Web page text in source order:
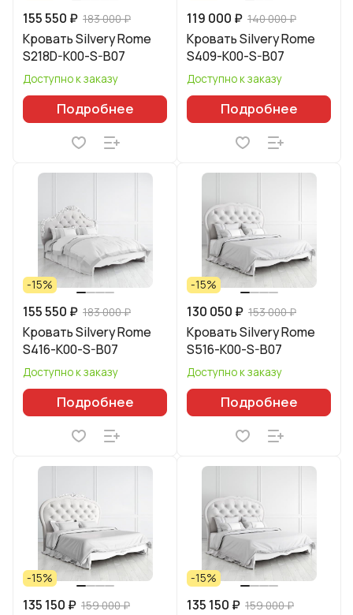
155 550 ₽ 183 000 ₽
Кровать Silvery Rome
S218D-K00-S-B07
Доступно к заказу
Подробнее
119 000 ₽ 140 000 ₽
Кровать Silvery Rome
S409-K00-S-B07
Доступно к заказу
Подробнее
-15%
155 550 ₽ 183 000 ₽
Кровать Silvery Rome
S416-K00-S-B07
Доступно к заказу
Подробнее
-15%
130 050 ₽ 153 000 ₽
Кровать Silvery Rome
S516-K00-S-B07
Доступно к заказу
Подробнее
-15%
135 150 ₽ 159 000 ₽
-15%
135 150 ₽ 159 000 ₽